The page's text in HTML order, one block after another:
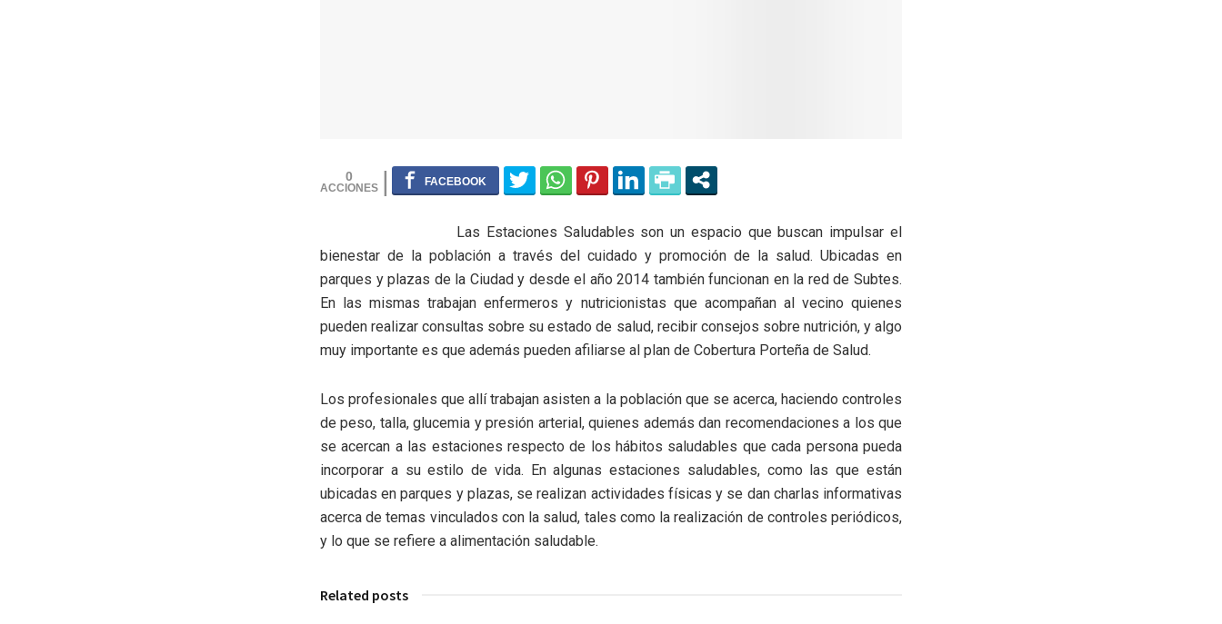
0
Las Estaciones Saludables son un espacio que buscan impulsar el
bienestar de la población a través del cuidado y promoción de la salud. Ubicadas en
parques y plazas de la Ciudad y desde el año 2014 también funcionan en la red de Subtes.
En las mismas trabajan enfermeros y nutricionistas que acompañan al vecino quienes
pueden realizar consultas sobre su estado de salud, recibir consejos sobre nutrición, y algo
muy importante es que además pueden afiliarse al plan de Cobertura Porteña de Salud.
Los profesionales que allí trabajan asisten a la población que se acerca, haciendo controles
de peso, talla, glucemia y presión arterial, quienes además dan recomendaciones a los que
se acercan a las estaciones respecto de los hábitos saludables que cada persona pueda
incorporar a su estilo de vida. En algunas estaciones saludables, como las que están
ubicadas en parques y plazas, se realizan actividades físicas y se dan charlas informativas
acerca de temas vinculados con la salud, tales como la realización de controles periódicos,
y lo que se refiere a alimentación saludable.
Related posts